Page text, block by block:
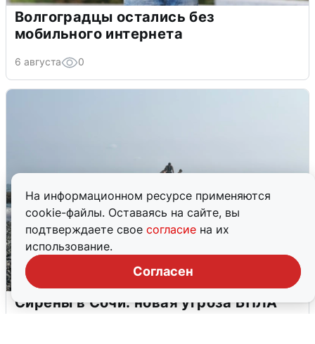
На информационном ресурсе применяются
cookie-файлы. Оставаясь на сайте, вы
подтверждаете свое согласие на их
использование.
Согласен
Волгоградцы остались без
мобильного интернета
6 августа 0
Сирены в Сочи: новая угроза БПЛА